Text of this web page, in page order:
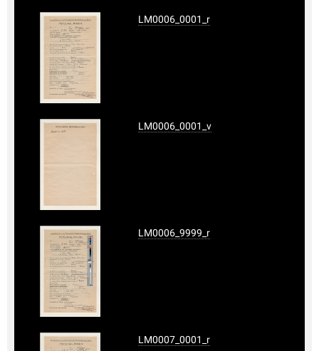
LM0006_0001_r
LM0006_0001_v
LM0006_9999_r
LM0007_0001_r